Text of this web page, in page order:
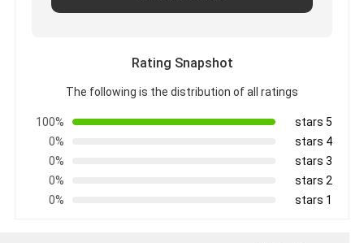
Rating Snapshot
The following is the distribution of all ratings
5 stars
100%
4 stars
0%
3 stars
0%
2 stars
0%
1 stars
0%